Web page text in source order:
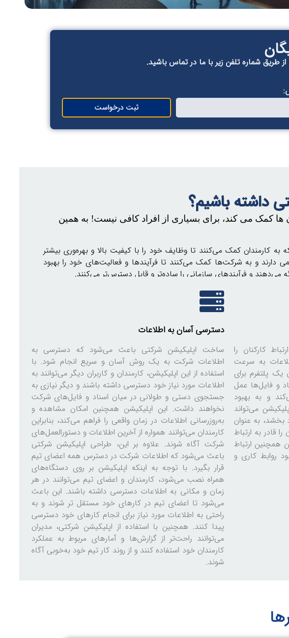
طریق شماره تلفن زیر با ما در تماس باشید.
ثبت درخواست
داشته باشیم؟
ها کمک می کند، برای بسیاری از افراد کافی نیست! به همین
به کارمندان کمک می‌کنند تا وظایف خود را با کیفیت بالا و بهره‌وری بیشتر
و به شرکت‌ها کمک می‌کنند تا فرآیندها و فعالیت‌های خود را بهبود
می‌دهند و فرآیندهای سازمانی را ساده‌تر و قابل دسترس‌تر می‌کنند.
کارکنان را
به سرعت
یک پلتفرم برای
و فایل‌ها عمل
و به بهبود
می‌تواند
بخشد، به عنوان
قادر به ارتباط
همچنین ارتباط
روابط کاری و
دسترسی آسان به اطلاعات
ساخت اپلیکیشن شرکتی باعث می‌شود که دسترسی به
اطلاعات شرکت به یک روش آسان و سریع انجام شود. با
استفاده از این اپلیکیشن، کارمندان و کاربران دیگر می‌توانند به
اطلاعات مورد نیاز خود دسترسی داشته باشند و دیگر نیازی به
جستجوی دستی و طولانی در میان اسناد و فایل‌های شرکت
نخواهند داشت. این اپلیکیشن همچنین امکان مشاهده و
به‌روزرسانی اطلاعات در زمان واقعی را فراهم می‌کند، بنابراین
کارمندان می‌توانند همواره از آخرین اطلاعات و دستورالعمل‌های
شرکت آگاه شوند. علاوه بر این، طراحی اپلیکیشن شرکتی
باعث می‌شود که اطلاعات شرکت در دسترس همه اعضای تیم
قرار بگیرد. با توجه به اینکه اپلیکیشن بر روی دستگاه‌های
همراه نصب می‌شود، کارمندان و اعضای تیم می‌توانند در هر
زمان و مکانی به اطلاعات دسترسی داشته باشند. این باعث
می‌شود تا اعضای تیم در کارهای خود مستقل تر شوند و به
راحتی به اطلاعات مورد نیاز برای انجام کارهای خود دسترسی
پیدا کنند. همچنین با استفاده از اپلیکیشن شرکتی، مدیران
می‌توانند راحت‌تر از گزارش‌ها و آمارهای مربوط به عملکرد
کارمندان خود استفاده کنند و از روند کار تیم خود به‌خوبی آگاه
شوند.